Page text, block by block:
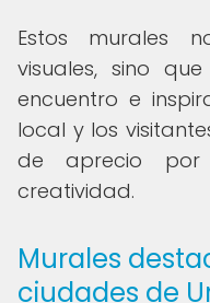
Estos murales
visuales, sino
encuentro e
local y los
de aprecio
creatividad.
Murales
ciudades de